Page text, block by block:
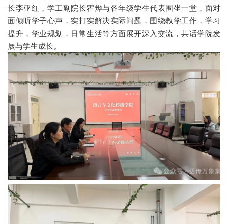
长李亚红，学工副院长霍烨与各年级学生代表围坐一堂，面对
面倾听学子心声，实打实解决实际问题，围绕教学工作，学习
提升，学业规划，日常生活等方面展开深入交流，共话学院发
展与学生成长。